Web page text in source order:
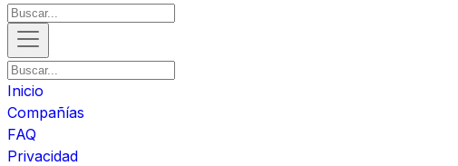
Inicio
Compañías
FAQ
Privacidad